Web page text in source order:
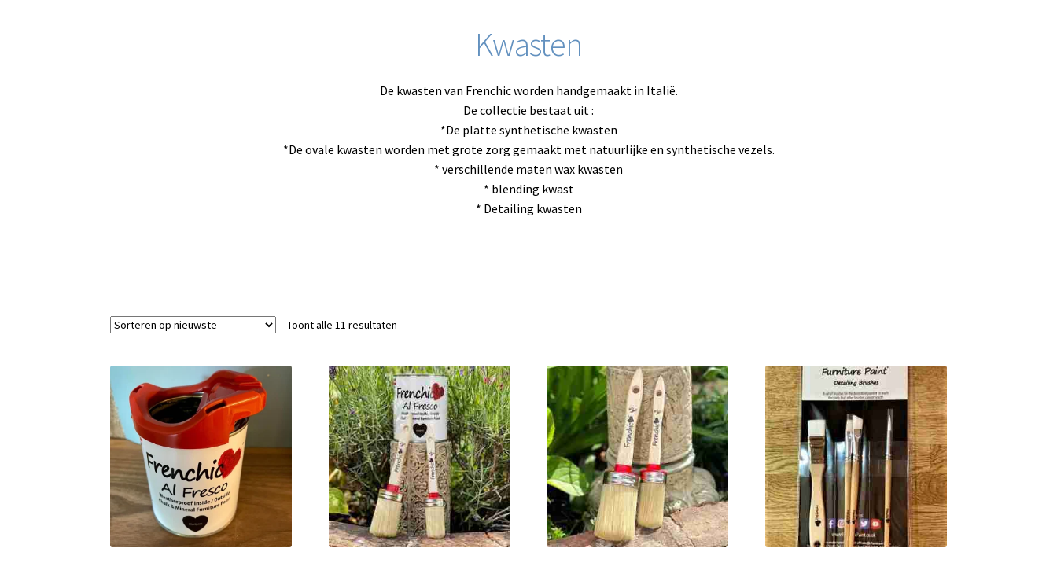
Kwasten
De kwasten van Frenchic worden handgemaakt in Italië.
De collectie bestaat uit :
*De platte synthetische kwasten
*De ovale kwasten worden met grote zorg gemaakt met natuurlijke en synthetische vezels.
* verschillende maten wax kwasten
* blending kwast
* Detailing kwasten
Toont alle 11 resultaten